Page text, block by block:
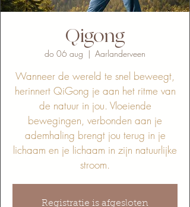
Qigong
do 06 aug
  |
Aarlanderveen
Wanneer de wereld te snel beweegt,
herinnert QiGong je aan het ritme van
de natuur in jou. Vloeiende
bewegingen, verbonden aan je
ademhaling brengt jou terug in je
lichaam en je lichaam in zijn natuurlijke
stroom.
Registratie is afgesloten